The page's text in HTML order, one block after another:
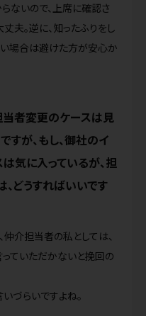
らないので、上席に確認さ
夫。逆に、知ったふりをし
い場合は避けた方が安心か
当者変更のケースは見
すが、もし、御社のイ
気に入っているが、担
どうすればいいです
介担当者の私としては、
ていただかないと挽回の
づらいですよね。